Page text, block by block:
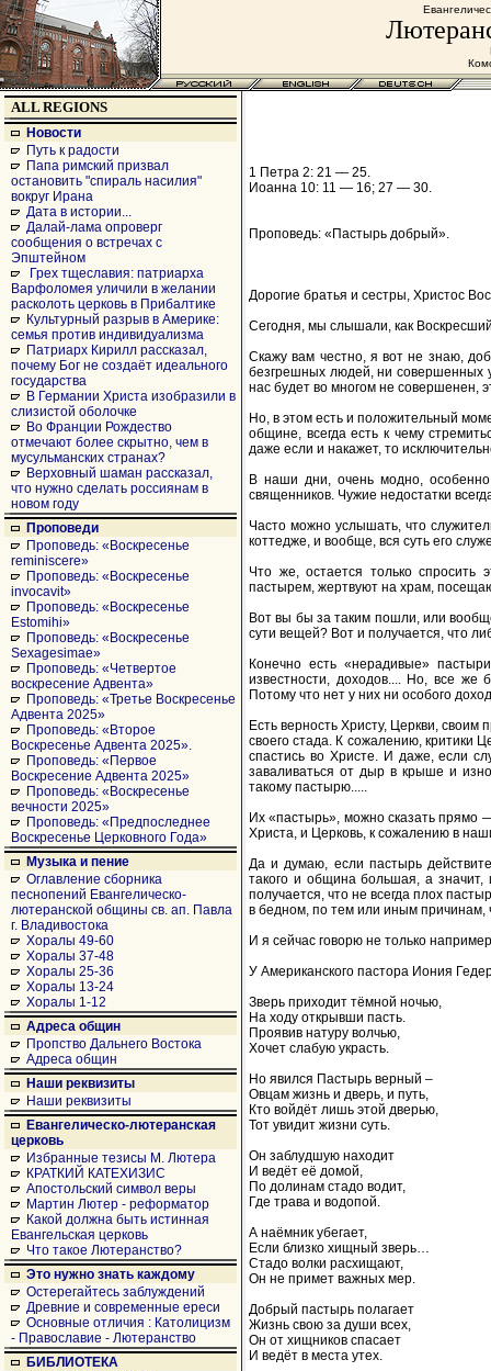
ALL REGIONS
Новости
Путь к радости
Папа римский призвал
остановить "спираль насилия"
вокруг Ирана
Дата в истории...
Далай-лама опроверг
сообщения о встречах с
Эпштейном
Грех тщеславия: патриарха
Варфоломея уличили в желании
расколоть церковь в Прибалтике
Культурный разрыв в Америке:
семья против индивидуализма
Патриарх Кирилл рассказал,
почему Бог не создаёт идеального
государства
В Германии Христа изобразили в
слизистой оболочке
Во Франции Рождество
отмечают более скрытно, чем в
мусульманских странах?
Верховный шаман рассказал,
что нужно сделать россиянам в
новом году
Проповеди
Проповедь: «Воскресенье
reminiscere»
Проповедь: «Воскресенье
invocavit»
Проповедь: «Воскресенье
Estomihi»
Проповедь: «Воскресенье
Sexagesimae»
Проповедь: «Четвертое
воскресение Адвента»
Проповедь: «Третье Воскресенье
Адвента 2025»
Проповедь: «Второе
Воскресенье Адвента 2025».
Проповедь: «Первое
Воскресение Адвента 2025»
Проповедь: «Воскресенье
вечности 2025»
Проповедь: «Предпоследнее
Воскресенье Церковного Года»
Музыка и пение
Оглавление сборника
песнопений Евангелическо-
лютеранской общины св. ап. Павла
г. Владивостока
Хоралы 49-60
Хоралы 37-48
Хоралы 25-36
Хоралы 13-24
Хоралы 1-12
Адреса общин
Пропство Дальнего Востока
Адреса общин
Наши реквизиты
Наши реквизиты
Евангелическо-лютеранская
церковь
Избранные тезисы М. Лютера
КРАТКИЙ КАТЕХИЗИС
Апостольский символ веры
Мартин Лютер - реформатор
Какой должна быть истинная
Евангельская церковь
Что такое Лютеранство?
Это нужно знать каждому
Остерегайтесь заблуждений
Древние и современные ереси
Основные отличия : Католицизм
- Православие - Лютеранство
БИБЛИОТЕКА
1 Петра 2: 21 — 25.
Иоанна 10: 11 — 16; 27 — 30.
Проповедь: «Пастырь добрый».
Дорогие братья и сестры, Христос
Сегодня, мы слышали, как
Скажу вам честно, я вот не знаю,
безгрешных людей, ни совершенных
нас будет во многом не совершенен,
Но, в этом есть и положительный
общине, всегда есть к чему
даже если и накажет, то
В наши дни, очень модно, особенно
священников. Чужие недостатки
Часто можно услышать, что
коттедже, и вообще, вся суть его
Что же, остается только спросить
пастырем, жертвуют на храм,
Вот вы бы за таким пошли, или
сути вещей? Вот и получается, что
Конечно есть «нерадивые»
известности, доходов.... Но, все же
Потому что нет у них ни особого
Есть верность Христу, Церкви,
своего стада. К сожалению, критики
спастись во Христе. И даже, если
заваливаться от дыр в крыше и
такому пастырю.....
Их «пастырь», можно сказать прямо
Христа, и Церковь, к сожалению в
Да и думаю, если пастырь
такого и община большая, а
получается, что не всегда плох
в бедном, по тем или иным причинам,
И я сейчас говорю не только
У Американского пастора Иония
Зверь приходит тёмной ночью,
На ходу открывши пасть.
Проявив натуру волчью,
Хочет слабую украсть.
Но явился Пастырь верный –
Овцам жизнь и дверь, и путь,
Кто войдёт лишь этой дверью,
Тот увидит жизни суть.
Он заблудшую находит
И ведёт её домой,
По долинам стадо водит,
Где трава и водопой.
А наёмник убегает,
Если близко хищный зверь…
Стадо волки расхищают,
Он не примет важных мер.
Добрый пастырь полагает
Жизнь свою за души всех,
Он от хищников спасает
И ведёт в места утех.